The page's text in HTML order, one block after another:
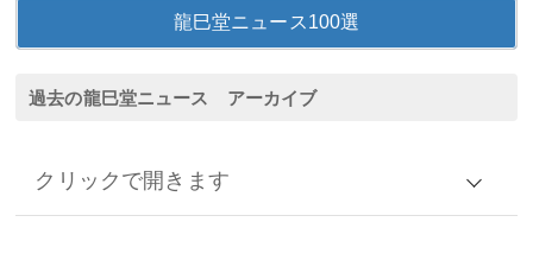
龍巳堂ニュース100選
過去の龍巳堂ニュース アーカイブ
クリックで開きます